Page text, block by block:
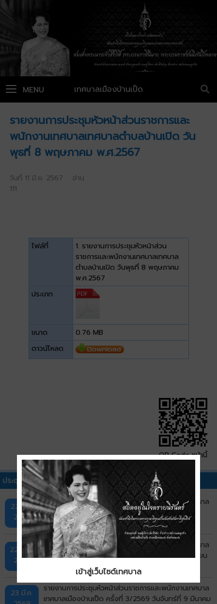
เทศบาลเมืองบ้านเป็ด
MENU
รายงานการประชุมหัวหน้าส่วนราชการและ
พนักงานเทศบาลเทศบาลตำบลบ้านเปิด วัน
พุธที่ 8 พฤษภาคม พ.ศ.2567
วันที่ 11 มิ.ย. 2567 อ่าน
111
ไฟล์ที่
1. รายงานการประชุมหัวหน้าส่วน
ราชการและพนักงานเทศบาลเทศบาล
ตำบลบ้านเปิด วันพุธที่ 8 พฤษภาคม
พ.ศ.2567
ประเภท
ขนาด
0.76 MB
ดาวน์โหลด
QR Code หน้านี้
ประชุมหัวหน้าส่วนราชการอื่นๆ
22 มิ.ย.
2569
รายงานการประชุมหัวหน้าส่วนราชการและพนักงานเทศบาล
เทศบาลเมืองบ้านเป็ด ครั้งที่ 6/2569 วันจันทร์ที่ 8
มิถุนายน พ.ศ. 2569
22 เม.ย.
2569
รายงานการประชุมหัวหน้าส่วนราชการและพนักงานเทศบาล
เทศบาลเมืองบ้านเป็ด ครั้งที่ 4/2569 วันพุธที่ 4 เมษายน
23 มี.ค.
รายงานการประชุมหัวหน้าส่วนราชการและพนักงานเทศบาล
เทศบาลเมืองบ้านเป็ด ครั้งที่ 3/2569 วันจันทร์ที่ 9 มีนาคม
เข้าสู่เว็บไซต์เทศบาล